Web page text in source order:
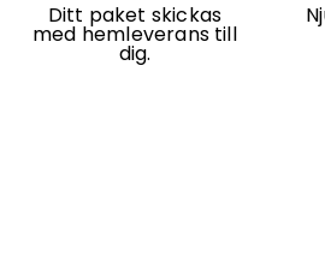
Ditt paket skickas
med hemleverans till
dig.